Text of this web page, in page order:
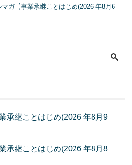
ガ【事業承継ことはじめ(2026 年8月6
承継ことはじめ(2026 年8月9
承継ことはじめ(2026 年8月8